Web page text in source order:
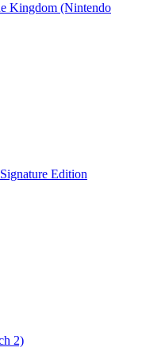
Kingdom (Nintendo
Edition
2)